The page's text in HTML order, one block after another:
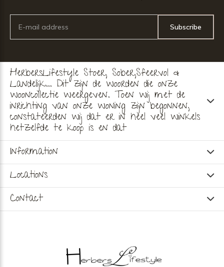
Subscribe
HerbersLifestyle Stoer, Sober,Sfeervol &
Landelijk... Dit zijn de woorden die onze
wooncollectie weergeven. Toen wij met de
inrichting van onze woning zijn begonnen,
constateerden wij dat er in heel veel winkels
hetzelfde te koop is en dat
Information
Locations
Contact